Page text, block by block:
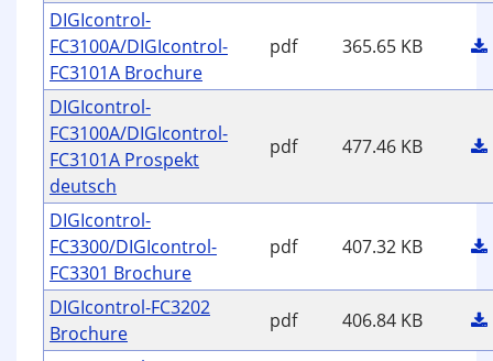
DIGIcontrol-
FC3100A/DIGIcontrol-
FC3101A Brochure
pdf 365.65 KB
DIGIcontrol-
FC3100A/DIGIcontrol-
FC3101A Prospekt
deutsch
pdf 477.46 KB
DIGIcontrol-
FC3300/DIGIcontrol-
FC3301 Brochure
pdf 407.32 KB
DIGIcontrol-FC3202
Brochure
pdf
406.84 KB